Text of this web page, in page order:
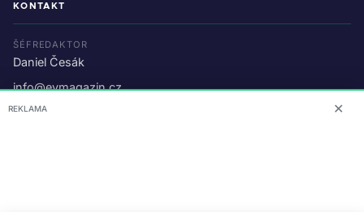
KONTAKT
ŠÉFREDAKTOR
Daniel Česák
info@evmagazin.cz
O nás
REKLAMA ✕